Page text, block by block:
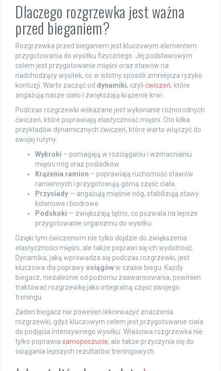
Dlaczego rozgrzewka jest ważna
przed bieganiem?
Rozgrzewka przed bieganiem jest kluczowym elementem
przygotowania do wysiłku fizycznego. Jej podstawowym
celem jest przygotowanie mięśni oraz stawów na
nadchodzący wysiłek, co w istotny sposób zmniejsza ryzyko
kontuzji. Warto zacząć od dynamiki, czyli ćwiczeń, które
angażują nasze ciało i zwiększają krążenie krwi.
Podczas rozgrzewki wskazane jest wykonanie różnorodnych
ćwiczeń, które poprawiają elastyczność mięśni. Oto kilka
przykładów dynamicznych ćwiczeń, które warto włączyć do
swojej rutyny:
Wykroki – pomagają w rozciąganiu i wzmacnianiu
mięśni nóg oraz pośladków.
Krążenia ramion – poprawiają ruchomość stawów
ramiennych i przygotowują górną część ciała.
Przysiady — angażują mięśnie nóg, stabilizują stawy
kolanowe i biodrowe.
Podskoki — zwiększają tętno, co pozwala na lepsze
przygotowanie organizmu do wysiłku.
Dzięki tym ćwiczeniom nie tylko dojdzie do zwiększenia
elastyczności mięśni, ale także poprawi się ich wydolność.
Dynamika, jaką wprowadza się podczas rozgrzewki, jest
kluczowa dla poprawy osiągóww czasie biegu. Każdy
biegacz, niezależnie od poziomu zaawansowania, powinien
traktować rozgrzewkę jako integralną część swojego
treningu.
Żaden biegacz nie powinien lekceważyć znaczenia
rozgrzewki, gdyż kluczowym celem jest przygotowanie ciała
do podjęcia intensywnego wysiłku. Właściwa rozgrzewka nie
tylko poprawia samopoczucie, ale także przyczynia się do
osiągania lepszych rezultatów treningowych.